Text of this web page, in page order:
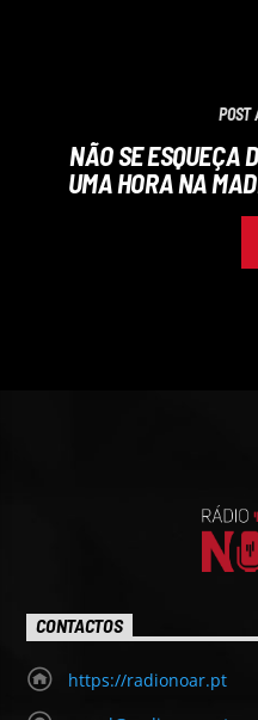
POST
NÃO SE ESQUEÇA
UMA HORA NA
CONTACTOS
https://radionoar.pt